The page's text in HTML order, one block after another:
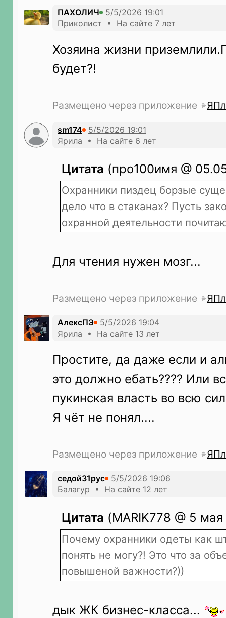
ПАХОЛИЧ
Приколист • На сайте 7 лет
Хозяина жизни
будет?!
Размещено через приложение
sm174
Ярила • На сайте 6 лет
Цитата (про100имя @
Охранники пиздец борзые
дело что в стаканах? Пусть
охранной деятельности
Для чтения нужен мозг...
Размещено через приложение
АлексПЭ
Ярила • На сайте 13 лет
Простите, да даже если и
это должно ебать???? Или
пукинская власть во всю
Я чёт не понял....
Размещено через приложение
седой31рус
Балагур • На сайте 12 лет
Цитата (MARIK778 @ 5
Почему охранники одеты как
понять не могу?! Это что за
повышеной важности?))
дык ЖК бизнес-класса...